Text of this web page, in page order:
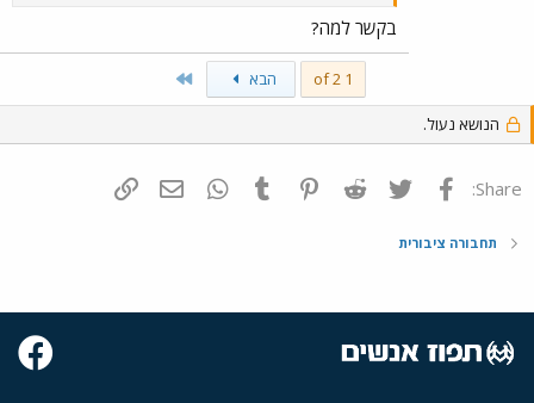
בקשר למה?
1 of 2 הבא
הנושא נעול.
Share: פייסבוק Twitter
Reddit
Pinterest
Tumblr
WhatsAppדואר אלקטרוני
תחבורה ציבורית